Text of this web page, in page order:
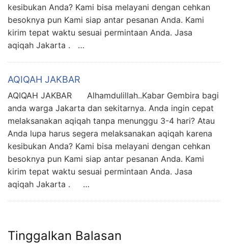
kesibukan Anda? Kami bisa melayani dengan cehkan
besoknya pun Kami siap antar pesanan Anda. Kami
kirim tepat waktu sesuai permintaan Anda. Jasa
aqiqah Jakarta . …
AQIQAH JAKBAR
AQIQAH JAKBAR Alhamdulillah..Kabar Gembira bagi
anda warga Jakarta dan sekitarnya. Anda ingin cepat
melaksanakan aqiqah tanpa menunggu 3-4 hari? Atau
Anda lupa harus segera melaksanakan aqiqah karena
kesibukan Anda? Kami bisa melayani dengan cehkan
besoknya pun Kami siap antar pesanan Anda. Kami
kirim tepat waktu sesuai permintaan Anda. Jasa
aqiqah Jakarta . …
Tinggalkan Balasan